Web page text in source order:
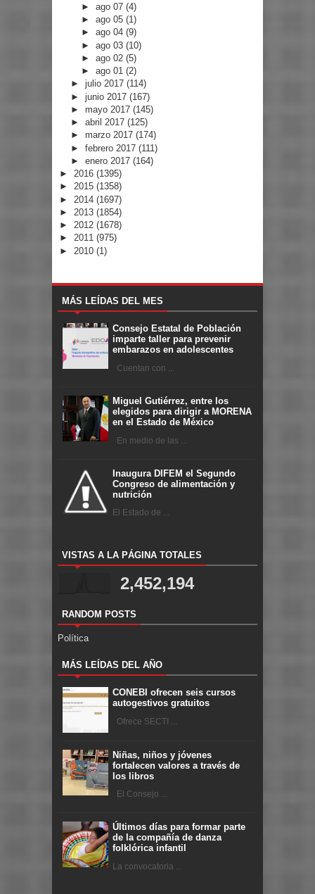
►ago 07(4)
►ago 05(1)
►ago 04(9)
►ago 03(10)
►ago 02(5)
►ago 01(2)
► julio 2017 (114)
► junio 2017 (167)
► mayo 2017 (145)
► abril 2017 (125)
► marzo 2017 (174)
► febrero 2017 (111)
► enero 2017 (164)
► 2016 (1395)
► 2015 (1358)
► 2014 (1697)
► 2013 (1854)
► 2012 (1678)
► 2011 (975)
► 2010 (1)
MÁS LEÍDAS DEL MES
Consejo Estatal de Población
imparte taller para prevenir
embarazos en adolescentes
Cuentan con ...
Miguel Gutiérrez, entre los
elegidos para dirigir a MORENA
en el Estado de México
En medio de las ...
Inaugura DIFEM el Segundo
Congreso de alimentación y
nutrición
El Estado de ...
VISTAS A LA PÁGINA TOTALES
2,452,194
RANDOM POSTS
Política
MÁS LEÍDAS DEL AÑO
CONEBI ofrecen seis cursos
autogestivos gratuitos
Ofrece SECTI ...
Niñas, niños y jóvenes
fortalecen valores a través de
los libros
El Consejo ...
Últimos días para formar parte
de la compañía de danza
folklórica infantil
La convocatoria ...